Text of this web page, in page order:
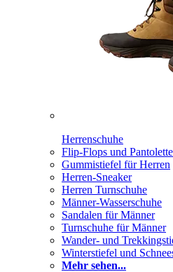
Herrenschuhe
Flip-Flops und
Gummistiefel für Herren
Herren-Sneaker
Herren Turnschuhe
Männer-Wasserschuhe
Sandalen für Männer
Turnschuhe für Männer
Wander- und
Winterstiefel und
Mehr sehen...